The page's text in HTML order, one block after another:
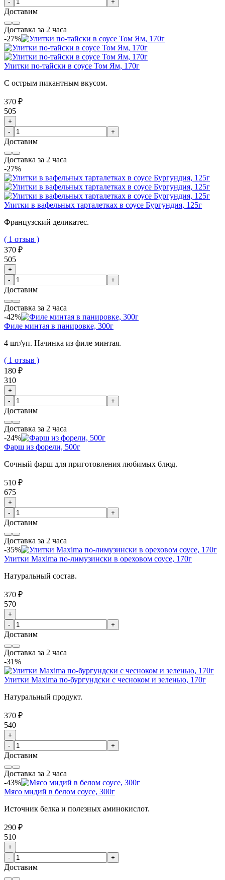
- +
Доставим
Доставка за 2 часа
-27%
Улитки по-тайски в соусе Том Ям, 170г
С острым пикантным вкусом.
370 ₽
505
+
-
+
Доставим
Доставка за 2 часа
-27%
Улитки в вафельных тарталетках в соусе Бургундия, 125г
Французский деликатес.
( 1 отзыв )
370 ₽
505
+
-
+
Доставим
Доставка за 2 часа
-42%
Филе минтая в панировке, 300г
4 шт/уп. Начинка из филе минтая.
( 1 отзыв )
180 ₽
310
+
-
+
Доставим
Доставка за 2 часа
-24%
Фарш из форели, 500г
Сочный фарш для приготовления любимых блюд.
510 ₽
675
+
-
+
Доставим
Доставка за 2 часа
-35%
Улитки Maxima по-лимузински в ореховом соусе, 170г
Натуральный состав.
370 ₽
570
+
-
+
Доставим
Доставка за 2 часа
-31%
Улитки Maxima по-бургундски с чесноком и зеленью, 170г
Натуральный продукт.
370 ₽
540
+
-
+
Доставим
Доставка за 2 часа
-43%
Мясо мидий в белом соусе, 300г
Источник белка и полезных аминокислот.
290 ₽
510
+
-
+
Доставим